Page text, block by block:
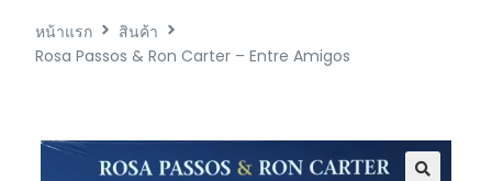
หน้าแรก
สินค้า
Rosa Passos & Ron Carter – Entre Amigos